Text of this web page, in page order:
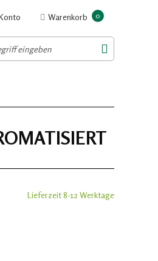
Warenkorb 0
Lieferzeit 8-12 Werktage